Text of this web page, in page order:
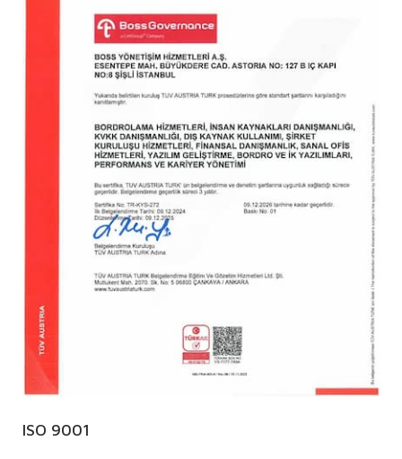
ISO 9001